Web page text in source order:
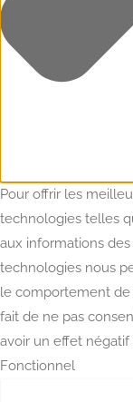
Pour offrir les
technologies telles
aux informations
technologies nous
le comportement de
fait de ne pas
avoir un effet négatif
Fonctionnel